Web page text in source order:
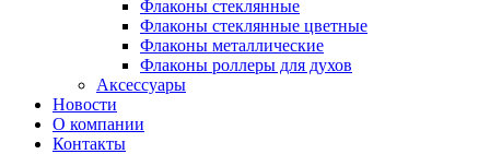
Флаконы стеклянные
Флаконы стеклянные цветные
Флаконы металлические
Флаконы роллеры для духов
Аксессуары
Новости
О компании
Контакты